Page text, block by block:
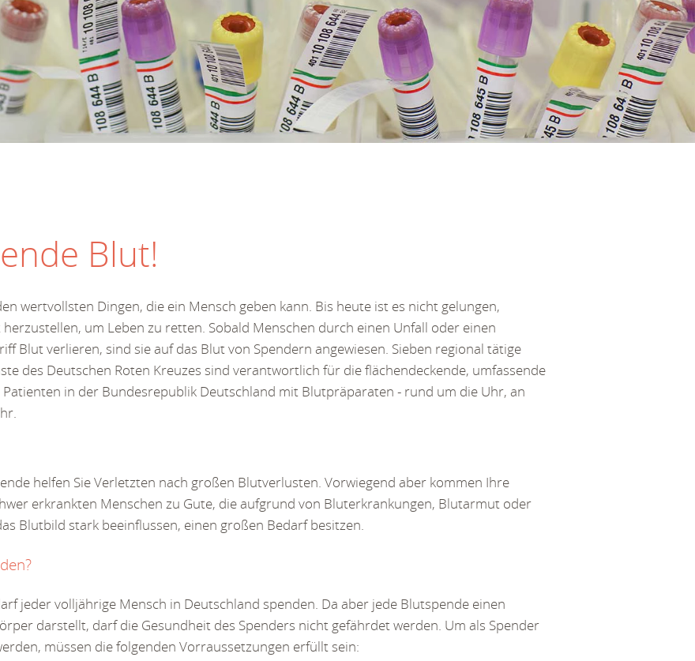
Blut!
wertvollsten Dingen, die ein Mensch geben kann. Bis heute ist es nicht gelungen,
um Leben zu retten. Sobald Menschen durch einen Unfall oder einen
Blut verlieren, sind sie auf das Blut von Spendern angewiesen. Sieben regional tätige
des Deutschen Roten Kreuzes sind verantwortlich für die flächendeckende, umfassende
in der Bundesrepublik Deutschland mit Blutpräparaten - rund um die Uhr, an
helfen Sie Verletzten nach großen Blutverlusten. Vorwiegend aber kommen Ihre
erkrankten Menschen zu Gute, die aufgrund von Bluterkrankungen, Blutarmut oder
Blutbild stark beeinflussen, einen großen Bedarf besitzen.
jeder volljährige Mensch in Deutschland spenden. Da aber jede Blutspende einen
darstellt, darf die Gesundheit des Spenders nicht gefährdet werden. Um als Spender
müssen die folgenden Vorraussetzungen erfüllt sein: